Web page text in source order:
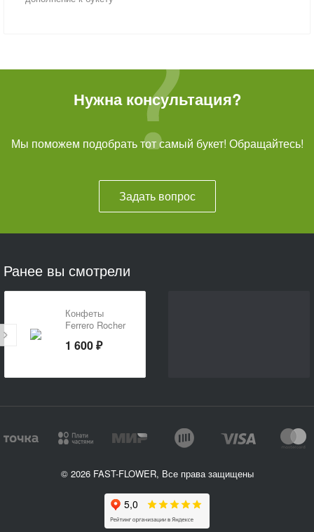
Нужна консультация?
Мы поможем подобрать тот самый букет! Обращайтесь!
Задать вопрос
Ранее вы смотрели
Конфеты
Ferrero Rocher
1 600 ₽
© 2026 FAST-FLOWER, Все права защищены